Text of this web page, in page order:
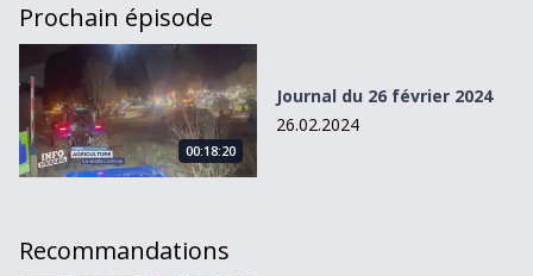
Prochain épisode
Journal du 26 février 2024
00:18:20
Journal du 26 février 2024
26.02.2024
Recommandations